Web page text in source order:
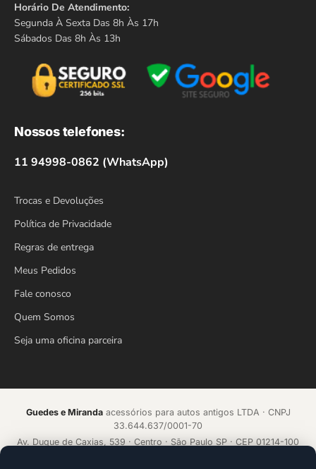
Horário De Atendimento:
Segunda À Sexta Das 8h Às 17h
Sábados Das 8h Às 13h
Nossos telefones:
11 94998-0862 (WhatsApp)
Trocas e Devoluções
Política de Privacidade
Regras de entrega
Meus Pedidos
Fale conosco
Quem Somos
Seja uma oficina parceira
Guedes e Mirandaacessórios para autos antigos LTDA · CNPJ
33.644.637/0001-70
Av. Duque de Caxias, 539 · Centro · São Paulo SP · CEP 01214-100